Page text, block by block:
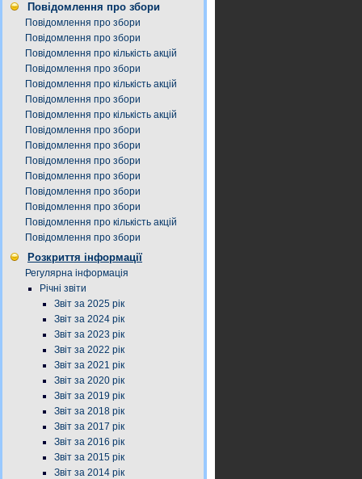
Повідомлення про збори
Повідомлення про збори
Повідомлення про збори
Повідомлення про кількість акцій
Повідомлення про збори
Повідомлення про кількість акцій
Повідомлення про збори
Повідомлення про кількість акцій
Повідомлення про збори
Повідомлення про збори
Повідомлення про збори
Повідомлення про збори
Повідомлення про збори
Повідомлення про збори
Повідомлення про кількість акцій
Повідомлення про збори
Розкриття інформації
Регулярна інформація
Річні звіти
Звіт за 2025 рік
Звіт за 2024 рік
Звіт за 2023 рік
Звіт за 2022 рік
Звіт за 2021 рік
Звіт за 2020 рік
Звіт за 2019 рік
Звіт за 2018 рік
Звіт за 2017 рік
Звіт за 2016 рік
Звіт за 2015 рік
Звіт за 2014 рік